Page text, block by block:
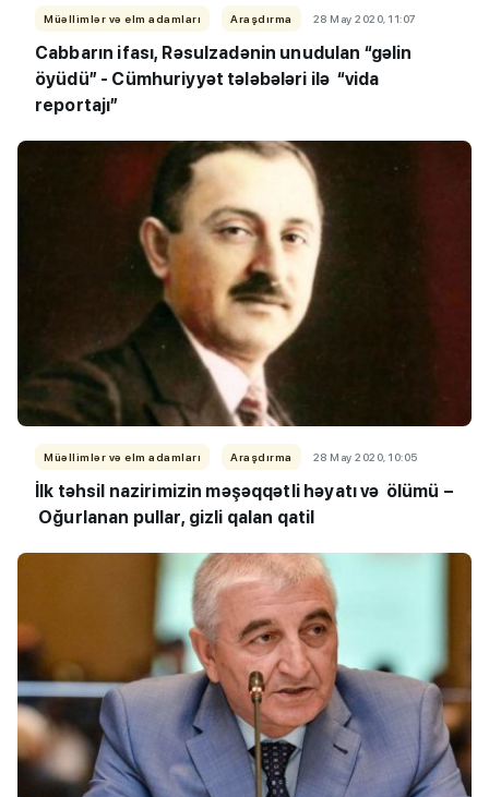
Müəllimlər və elm adamları Araşdırma 28 May 2020, 11:07
Cabbarın ifası, Rəsulzadənin unudulan “gəlin
öyüdü” - Cümhuriyyət tələbələri ilə “vida
reportajı”
Müəllimlər və elm adamları Araşdırma 28 May 2020, 10:05
İlk təhsil nazirimizin məşəqqətli həyatı və ölümü –
Oğurlanan pullar, gizli qalan qatil